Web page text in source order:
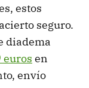
estos
seguro.
diadema
euros en
envío